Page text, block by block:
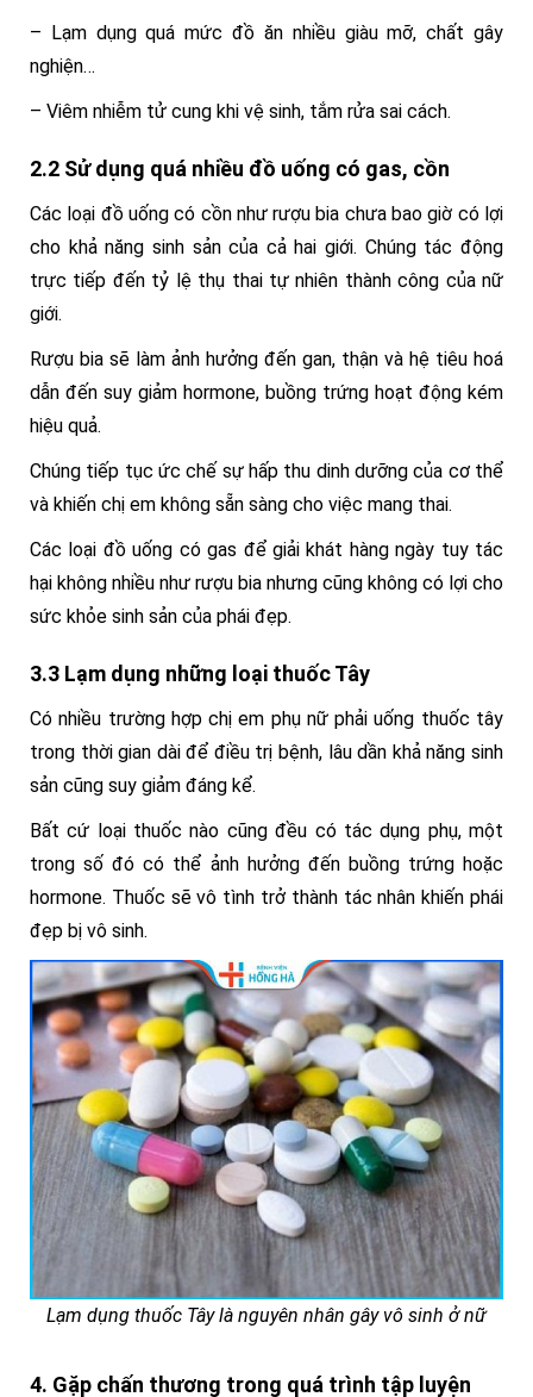
– Lạm dụng quá mức đồ ăn nhiều giàu mỡ, chất gây
nghiện…
– Viêm nhiễm tử cung khi vệ sinh, tắm rửa sai cách.
2.2 Sử dụng quá nhiều đồ uống có gas, cồn
Các loại đồ uống có cồn như rượu bia chưa bao giờ có lợi
cho khả năng sinh sản của cả hai giới. Chúng tác động
trực tiếp đến tỷ lệ thụ thai tự nhiên thành công của nữ
giới.
Rượu bia sẽ làm ảnh hưởng đến gan, thận và hệ tiêu hoá
dẫn đến suy giảm hormone, buồng trứng hoạt động kém
hiệu quả.
Chúng tiếp tục ức chế sự hấp thu dinh dưỡng của cơ thể
và khiến chị em không sẵn sàng cho việc mang thai.
Các loại đồ uống có gas để giải khát hàng ngày tuy tác
hại không nhiều như rượu bia nhưng cũng không có lợi cho
sức khỏe sinh sản của phái đẹp.
3.3 Lạm dụng những loại thuốc Tây
Có nhiều trường hợp chị em phụ nữ phải uống thuốc tây
trong thời gian dài để điều trị bệnh, lâu dần khả năng sinh
sản cũng suy giảm đáng kể.
Bất cứ loại thuốc nào cũng đều có tác dụng phụ, một
trong số đó có thể ảnh hưởng đến buồng trứng hoặc
hormone. Thuốc sẽ vô tình trở thành tác nhân khiến phái
đẹp bị vô sinh.
Lạm dụng thuốc Tây là nguyên nhân gây vô sinh ở nữ
4. Gặp chấn thương trong quá trình tập luyện